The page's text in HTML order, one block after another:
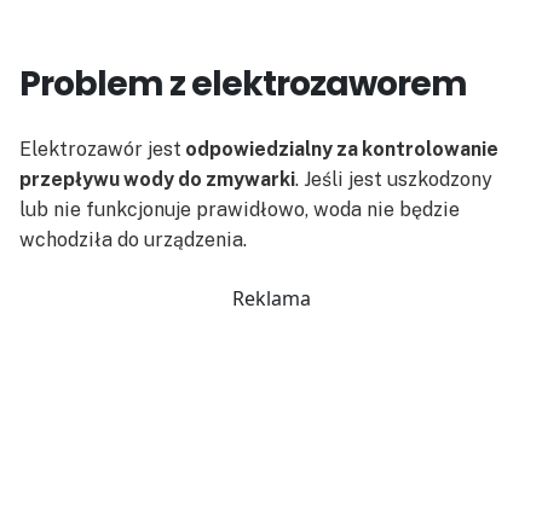
Problem z elektrozaworem
Elektrozawór jest odpowiedzialny za kontrolowanie
przepływu wody do zmywarki. Jeśli jest uszkodzony
lub nie funkcjonuje prawidłowo, woda nie będzie
wchodziła do urządzenia.
Reklama